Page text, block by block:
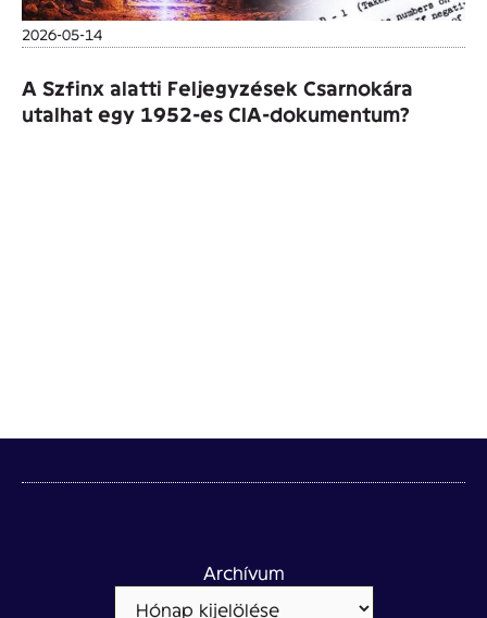
2026-05-14
A Szfinx alatti Feljegyzések Csarnokára
utalhat egy 1952-es CIA-dokumentum?
Archívum